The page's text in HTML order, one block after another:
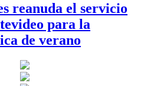
reanuda el servicio
para la
de verano